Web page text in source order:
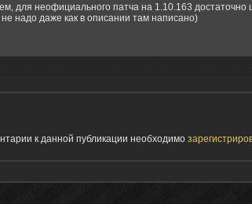
для неофициального патча на 1.10.163 достаточно
не надо даже как в описании там написано)
к данной публикации необходимо